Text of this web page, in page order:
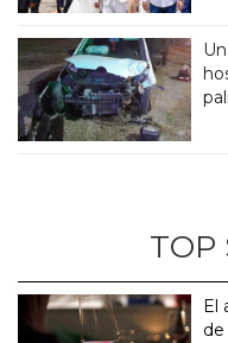
TOP
El
de